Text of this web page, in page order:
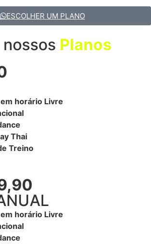
ESCOLHER UM PLANO
Planos
horário Livre
Thai
Treino
horário Livre